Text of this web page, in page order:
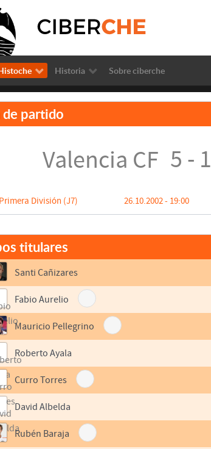
Historia Sobre ciberche
de partido
Valencia CF 5 - 1
Primera División (J7) 26.10.2002 - 19:00
titulares
Santi Cañizares
Fabio Aurelio
Mauricio Pellegrino
Roberto Ayala
Curro Torres
David Albelda
Rubén Baraja